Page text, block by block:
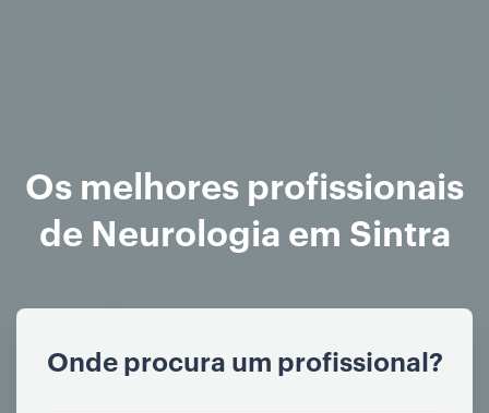
Os melhores profissionais
de Neurologia em Sintra
Onde procura um profissional?